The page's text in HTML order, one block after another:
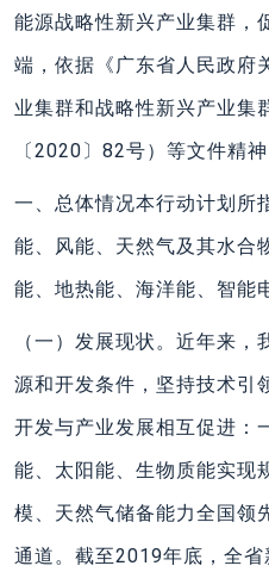
能源战略性新兴产业集群，
端，依据《广东省人民政府
业集群和战略性新兴产业集
〔2020〕82号）等文件精
一、总体情况本行动计划所
能、风能、天然气及其水合
能、地热能、海洋能、智能
（一）发展现状。近年来
源和开发条件，坚持技术引
开发与产业发展相互促进：
能、太阳能、生物质能实现
模、天然气储备能力全国领
通道。截至2019年底，全